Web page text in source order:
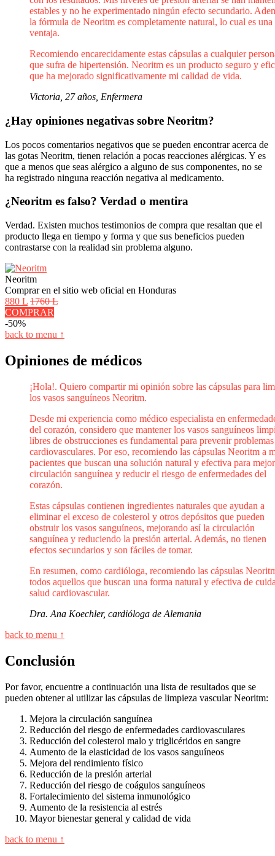
estables y no he experimentado ningún efecto secundario.
la fórmula de Neoritm es completamente natural, lo cual es una
ventaja.
Recomiendo encarecidamente estas cápsulas a cualquier
que sufra de hipertensión. Neoritm es un producto seguro y
que ha mejorado significativamente mi calidad de vida.
Victoria, 27 años, Enfermera
¿Hay opiniones negativas sobre Neoritm?
Los pocos comentarios negativos que se pueden encontrar acerca de
las gotas Neoritm, tienen relación a pocas reacciones alérgicas. Y es
que a menos que seas alérgico a alguno de sus componentes, no se
ha registrado ninguna reacción negativa al medicamento.
¿Neoritm es falso? Verdad o mentira
Verdad. Existen muchos testimonios de compra que resaltan que el
producto llega en tiempo y forma y que sus beneficios pueden
contrastarse con la realidad sin problema alguno.
Neoritm
Comprar en el sitio web oficial en Honduras
880 L 1760 L
COMPRAR
-50%
back to menu ↑
Opiniones de médicos
¡Hola!. Quiero compartir mi opinión sobre las cápsulas para
los vasos sanguíneos Neoritm.
Desde mi experiencia como médico especialista en
del corazón, considero que mantener los vasos sanguíneos
libres de obstrucciones es fundamental para prevenir problemas
cardiovasculares. Por eso, recomiendo las cápsulas Neoritm a
pacientes que buscan una solución natural y efectiva para
circulación sanguínea y reducir el riesgo de enfermedades del
corazón.
Estas cápsulas contienen ingredientes naturales que ayudan a
eliminar el exceso de colesterol y otros depósitos que pueden
obstruir los vasos sanguíneos, mejorando así la circulación
sanguínea y reduciendo la presión arterial. Además, no tienen
efectos secundarios y son fáciles de tomar.
En resumen, como cardióloga, recomiendo las cápsulas
todos aquellos que buscan una forma natural y efectiva de
salud cardiovascular.
Dra. Ana Koechler, cardióloga de Alemania
back to menu ↑
Conclusión
Por favor, encuentre a continuación una lista de resultados que se
pueden obtener al utilizar las cápsulas de limpieza vascular Neoritm:
Mejora la circulación sanguínea
Reducción del riesgo de enfermedades cardiovasculares
Reducción del colesterol malo y triglicéridos en sangre
Aumento de la elasticidad de los vasos sanguíneos
Mejora del rendimiento físico
Reducción de la presión arterial
Reducción del riesgo de coágulos sanguíneos
Fortalecimiento del sistema inmunológico
Aumento de la resistencia al estrés
Mayor bienestar general y calidad de vida
back to menu ↑